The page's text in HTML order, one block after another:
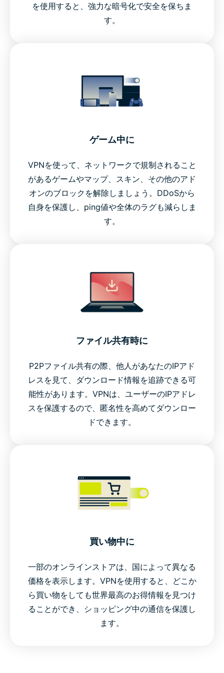
を使用すると、強力な暗号化で安全を保ちま
す。
ゲーム中に
VPNを使って、ネットワークで規制されること
があるゲームやマップ、スキン、その他のアド
オンのブロックを解除しましょう。DDoSから
自身を保護し、ping値や全体のラグも減らしま
す。
ファイル共有時に
P2Pファイル共有の際、他人があなたのIPアド
レスを見て、ダウンロード情報を追跡できる可
能性があります。VPNは、ユーザーのIPアドレ
スを保護するので、匿名性を高めてダウンロー
ドできます。
買い物中に
一部のオンラインストアは、国によって異なる
価格を表示します。VPNを使用すると、どこか
ら買い物をしても世界最高のお得情報を見つけ
ることができ、ショッピング中の通信を保護し
ます。